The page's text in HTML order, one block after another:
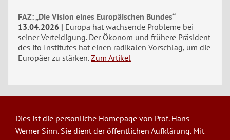
FAZ: „Die Vision eines Europäischen Bundes“
13.04.2026
Europa hat wachsende Probleme bei
seiner Verteidigung. Der Ökonom und frühere Präsident
des ifo Institutes hat einen radikalen Vorschlag, um die
Europäer zu stärken. Zum Artikel
Dies ist die persönliche Homepage von Prof. Hans-
Werner Sinn. Sie dient der öffentlichen Aufklärung. Mit